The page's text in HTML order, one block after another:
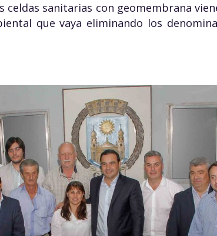
celdas sanitarias con geomembrana
que vaya eliminando los